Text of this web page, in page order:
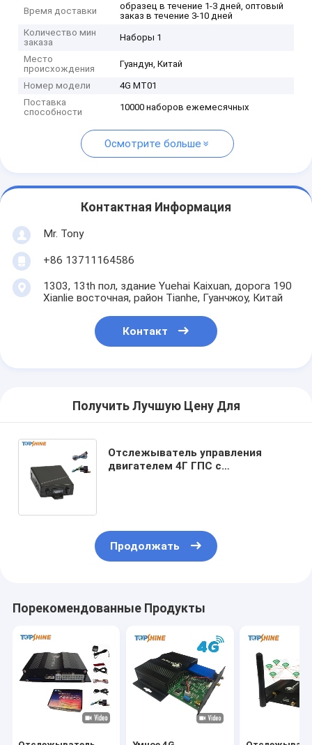
Время доставки
образец в течение 1-3 дней, оптовый
заказ в течение 3-10 дней
Количество мин
заказа
Наборы 1
Место
происхождения
Гуандун, Китай
Номер модели
4G MT01
Поставка
способности
10000 наборов ежемесячных
Осмотрите больше
Контактная Информация
Mr. Tony
+86 13711164586
1303, 13th пол, здание Yuehai Kaixuan, дорога 190
Xianlie восточная, район Tianhe, Гуанчжоу, Китай
Контакт
Получить Лучшую Цену Для
Отслежыватель управления
двигателем 4Г ГПС с
Продолжать
Порекомендованные Продукты